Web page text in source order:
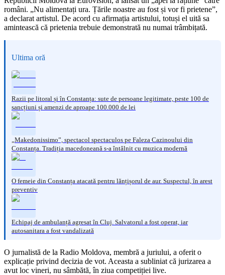
români. „Nu alimentați ura. Țările noastre au fost și vor fi prietene”,
a declarat artistul. De acord cu afirmația artistului, totuși el uită sa
amintească că prietenia trebuie demonstrată nu numai trâmbițată.
Ultima oră
Razii pe litoral și în Constanța: sute de persoane legitimate, peste 100 de
sancțiuni și amenzi de aproape 100.000 de lei
„Makedonissimo”, spectacol spectaculos pe Faleza Cazinoului din
Constanța. Tradiția macedoneană s-a întâlnit cu muzica modernă
O femeie din Constanța atacată pentru lănțișorul de aur. Suspectul, în arest
preventiv
Echipaj de ambulanță agresat în Cluj. Salvatorul a fost operat, iar
autosanitara a fost vandalizată
O jurnalistă de la Radio Moldova, membră a juriului, a oferit o
explicație privind decizia de vot. Aceasta a subliniat că jurizarea a
avut loc vineri, nu sâmbătă, în ziua competiției live.